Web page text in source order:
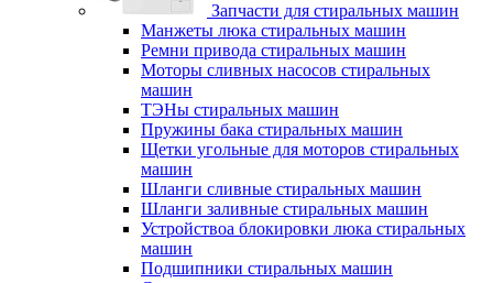
Запчасти для стиральных машин
Манжеты люка стиральных машин
Ремни привода стиральных машин
Моторы сливных насосов стиральных
машин
ТЭНы стиральных машин
Пружины бака стиральных машин
Щетки угольные для моторов стиральных
машин
Шланги сливные стиральных машин
Шланги заливные стиральных машин
Устройствоа блокировки люка стиральных
машин
Подшипники стиральных машин